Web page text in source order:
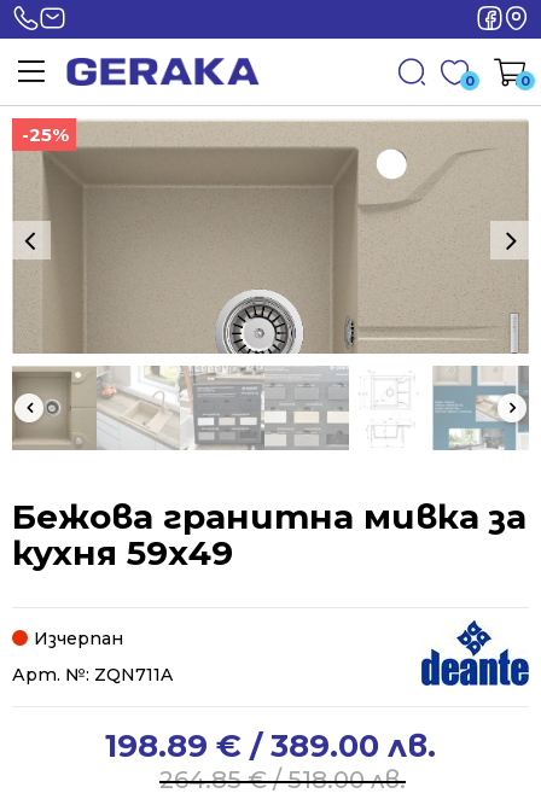
0 0
-25%
-25%
Бежова гранитна мивка за
кухня 59х49
Изчерпан
Арт. №: ZQN711A
264.85€/ 518.00 лв.
198.89 € / 389.00 лв.